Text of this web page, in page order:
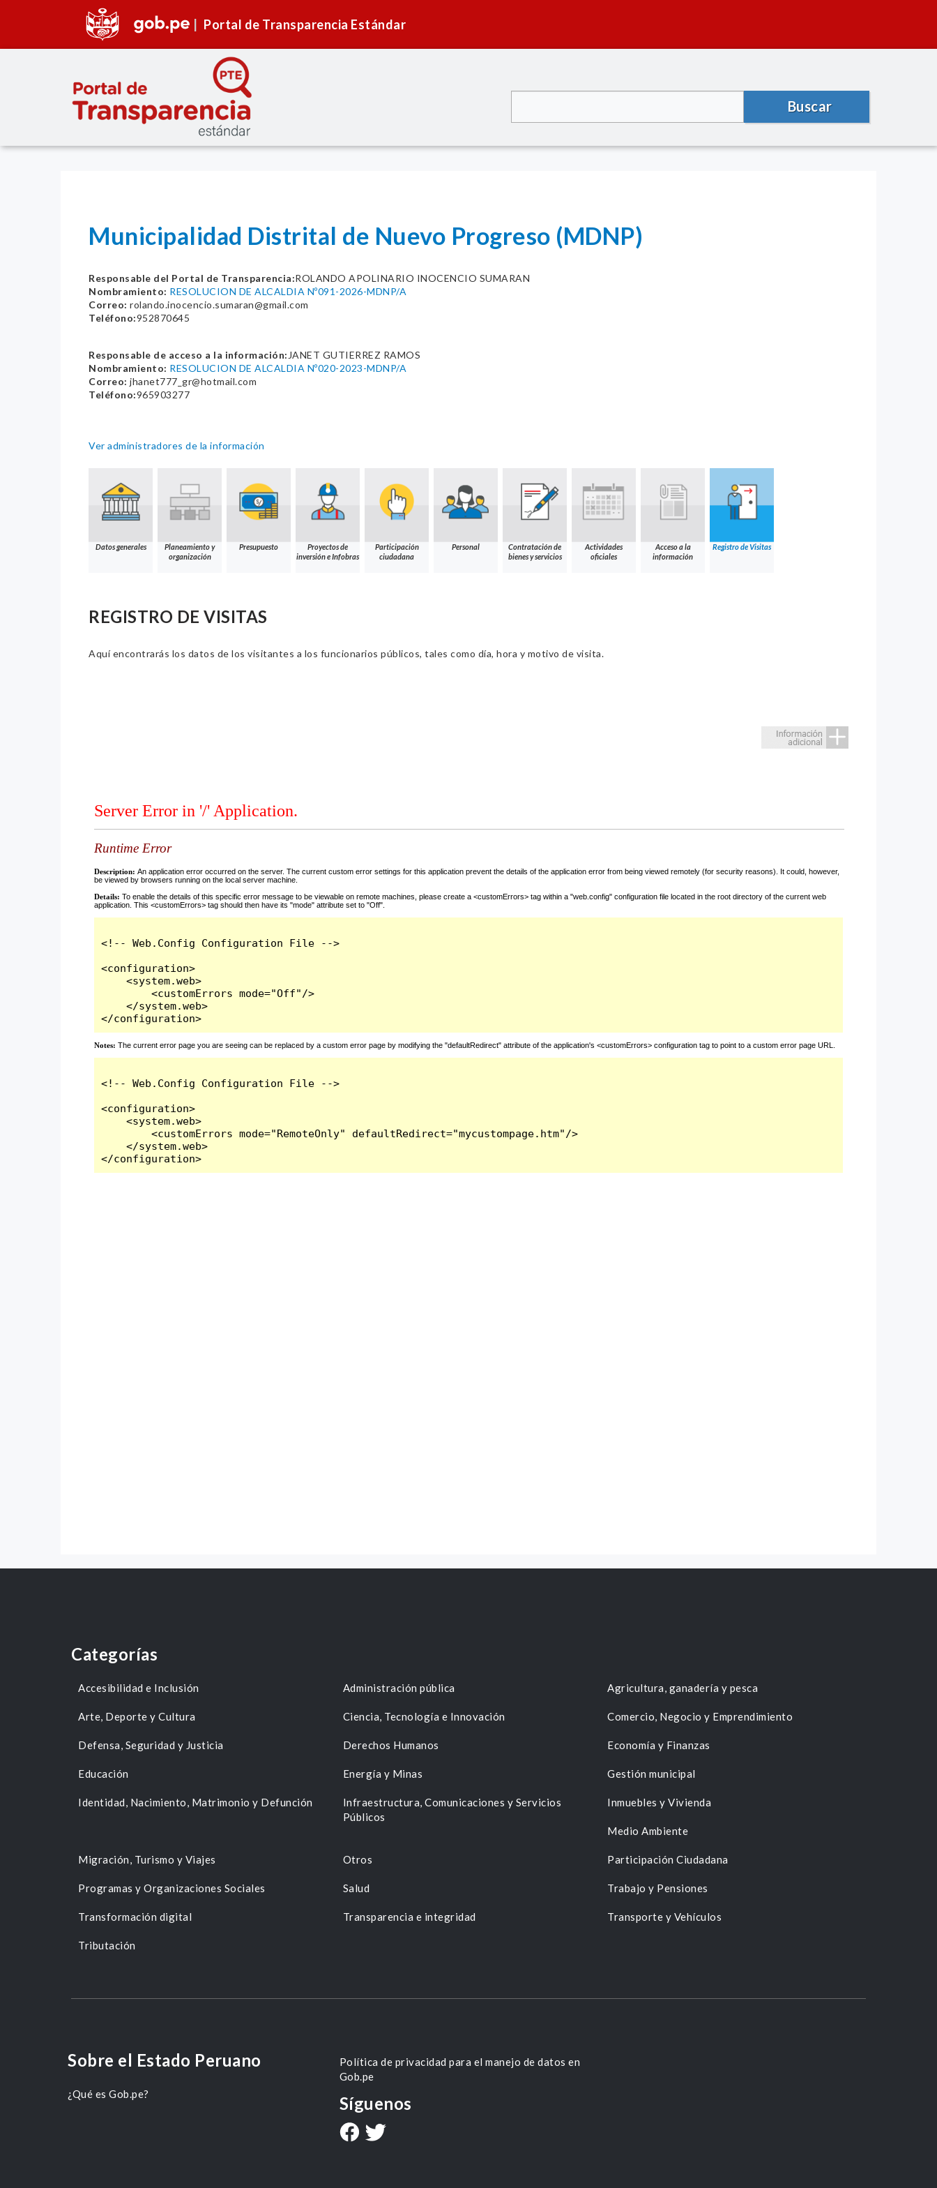
Portal de Transparencia Estándar
Buscar
Municipalidad Distrital de Nuevo Progreso (MDNP)
Responsable del Portal de Transparencia:ROLANDO APOLINARIO INOCENCIO SUMARAN
Nombramiento: RESOLUCION DE ALCALDIA Nº091-2026-MDNP/A
Correo: rolando.inocencio.sumaran@gmail.com
Teléfono:952870645
Responsable de acceso a la información: JANET GUTIERREZ RAMOS
Nombramiento: RESOLUCION DE ALCALDIA Nº020-2023-MDNP/A
Correo: jhanet777_gr@hotmail.com
Teléfono:965903277
Ver administradores de la información
Datos generales
Planeamiento y
organización
Presupuesto
Proyectos de
inversión e Infobras
Participación
ciudadana
Personal
Contratación de
bienes y servicios
Actividades
oficiales
Acceso a la
información
Registro de Visitas
REGISTRO DE VISITAS
Aquí encontrarás los datos de los visitantes a los funcionarios públicos, tales como día, hora y motivo de visita.
Categorías
Accesibilidad e Inclusión Administración pública Agricultura, ganadería y pesca
Arte, Deporte y Cultura Ciencia, Tecnología e Innovación Comercio, Negocio y Emprendimiento
Defensa, Seguridad y Justicia Derechos Humanos Economía y Finanzas
Educación Energía y Minas Gestión municipal
Identidad, Nacimiento, Matrimonio y Defunción
Infraestructura, Comunicaciones y Servicios
Públicos
Inmuebles y Vivienda
Medio Ambiente
Migración, Turismo y Viajes Otros Participación Ciudadana
Programas y Organizaciones Sociales Salud Trabajo y Pensiones
Transformación digital Transparencia e integridad Transporte y Vehículos
Tributación
Sobre el Estado Peruano
¿Qué es Gob.pe?
Política de privacidad para el manejo de datos en
Gob.pe
Síguenos